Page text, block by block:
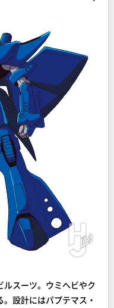
スーツ。ウミヘビやク
設計にはパプテマス・